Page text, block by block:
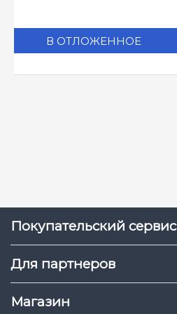
Покупательский сервис
Для партнеров
Магазин